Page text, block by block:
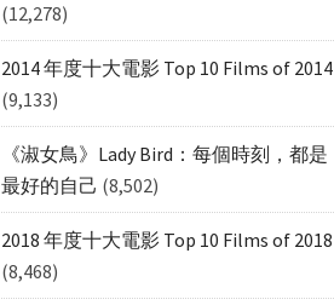
(12,278)
2014 年度十大電影 Top 10 Films of 2014
(9,133)
《淑女鳥》Lady Bird：每個時刻，都是
最好的自己 (8,502)
2018 年度十大電影 Top 10 Films of 2018
(8,468)